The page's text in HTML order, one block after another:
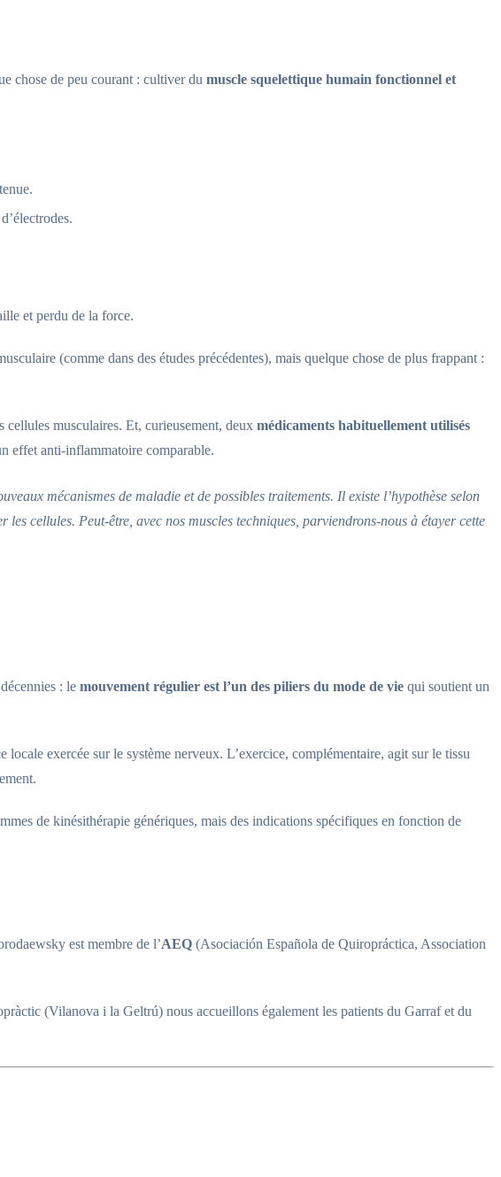
chose de peu courant : cultiver du muscle squelettique humain fonctionnel et
et perdu de la force.
(comme dans des études précédentes), mais quelque chose de plus frappant :
cellules musculaires. Et, curieusement, deux médicaments habituellement utilisés
effet anti-inflammatoire comparable.
mécanismes de maladie et de possibles traitements. Il existe l’hypothèse selon
cellules. Peut-être, avec nos muscles techniques, parviendrons-nous à étayer cette
: le mouvement régulier est l’un des piliers du mode de vie qui soutient un
locale exercée sur le système nerveux. L’exercice, complémentaire, agit sur le tissu
de kinésithérapie génériques, mais des indications spécifiques en fonction de
est membre de l’AEQ (Asociación Española de Quiropráctica, Association
(Vilanova i la Geltrú) nous accueillons également les patients du Garraf et du